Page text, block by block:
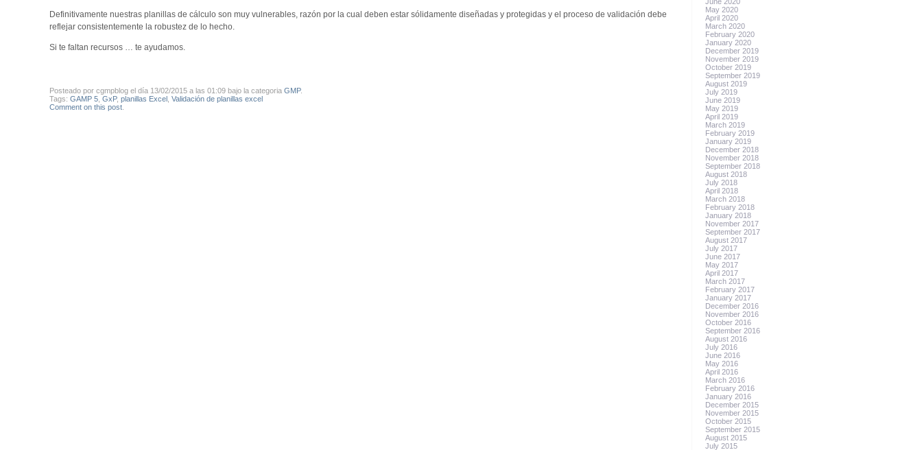
Definitivamente nuestras planillas de cálculo son muy vulnerables, razón por la cual deben estar sólidamente diseñadas y protegidas y el proceso de validación debe
reflejar consistentemente la robustez de lo hecho.
Si te faltan recursos … te ayudamos.
Posteado por cgmpblog el día 13/02/2015 a las 01:09 bajo la categoria GMP.
Tags: GAMP 5, GxP, planillas Excel, Validación de planillas excel
Comment on this post.
May 2020
April 2020
March 2020
February 2020
January 2020
December 2019
November 2019
October 2019
September 2019
August 2019
July 2019
June 2019
May 2019
April 2019
March 2019
February 2019
January 2019
December 2018
November 2018
September 2018
August 2018
July 2018
April 2018
March 2018
February 2018
January 2018
November 2017
September 2017
August 2017
July 2017
June 2017
May 2017
April 2017
March 2017
February 2017
January 2017
December 2016
November 2016
October 2016
September 2016
August 2016
July 2016
June 2016
May 2016
April 2016
March 2016
February 2016
January 2016
December 2015
November 2015
October 2015
September 2015
August 2015
July 2015